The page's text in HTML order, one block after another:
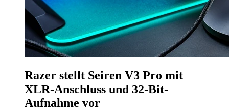
Razer stellt Seiren V3 Pro mit
XLR-Anschluss und 32-Bit-
Aufnahme vor